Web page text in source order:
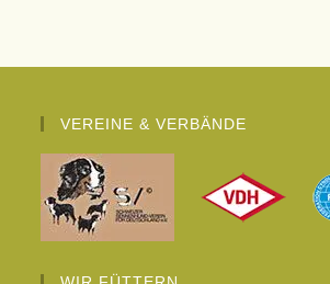
VEREINE & VERBÄNDE